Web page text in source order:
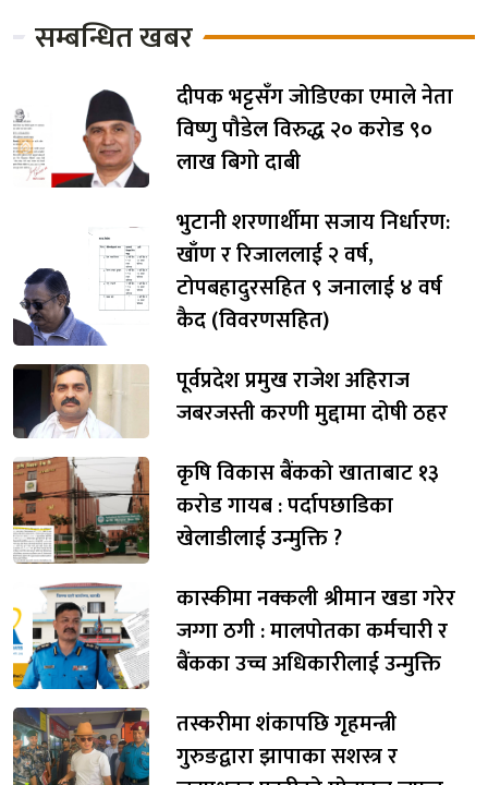
सम्बन्धित खबर
दीपक भट्टसँग जोडिएका एमाले नेता
विष्णु पौडेल विरुद्ध २० करोड ९०
लाख बिगो दाबी
भुटानी शरणार्थीमा सजाय निर्धारण:
खाँण र रिजाललाई २ वर्ष,
टोपबहादुरसहित ९ जनालाई ४ वर्ष
कैद (विवरणसहित)
पूर्वप्रदेश प्रमुख राजेश अहिराज
जबरजस्ती करणी मुद्दामा दोषी ठहर
कृषि विकास बैंकको खाताबाट १३
करोड गायब : पर्दापछाडिका
खेलाडीलाई उन्मुक्ति ?
कास्कीमा नक्कली श्रीमान खडा गरेर
जग्गा ठगी : मालपोतका कर्मचारी र
बैंकका उच्च अधिकारीलाई उन्मुक्ति
तस्करीमा शंकापछि गृहमन्त्री
गुरुङद्वारा झापाका सशस्त्र र